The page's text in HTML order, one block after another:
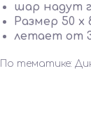
шар надут
Размер 50 х
летает от
По тематике: